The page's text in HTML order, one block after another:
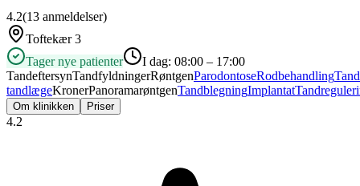
4.2(13 anmeldelser)
Toftekær 3
Tager nye patienter
I dag: 08:00 – 17:00
TandeftersynTandfyldningerRøntgenParodontoseRodbehandling
tandlægeKronerPanoramarøntgenTandblegningImplantat
Om klinikken Priser
4.2